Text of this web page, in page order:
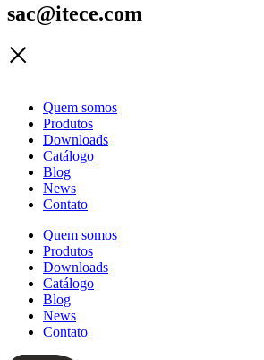
sac@itece.com
Quem somos
Produtos
Downloads
Catálogo
Blog
News
Contato
Quem somos
Produtos
Downloads
Catálogo
Blog
News
Contato